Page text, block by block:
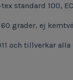
standard 100,
grader, ej
och tillverkar